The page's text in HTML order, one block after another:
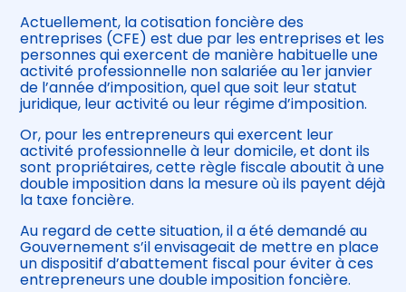
Actuellement, la cotisation foncière des
entreprises (CFE) est due par les entreprises et les
personnes qui exercent de manière habituelle une
activité professionnelle non salariée au 1er janvier
de l’année d’imposition, quel que soit leur statut
juridique, leur activité ou leur régime d’imposition.
Or, pour les entrepreneurs qui exercent leur
activité professionnelle à leur domicile, et dont ils
sont propriétaires, cette règle fiscale aboutit à une
double imposition dans la mesure où ils payent déjà
la taxe foncière.
Au regard de cette situation, il a été demandé au
Gouvernement s’il envisageait de mettre en place
un dispositif d’abattement fiscal pour éviter à ces
entrepreneurs une double imposition foncière.